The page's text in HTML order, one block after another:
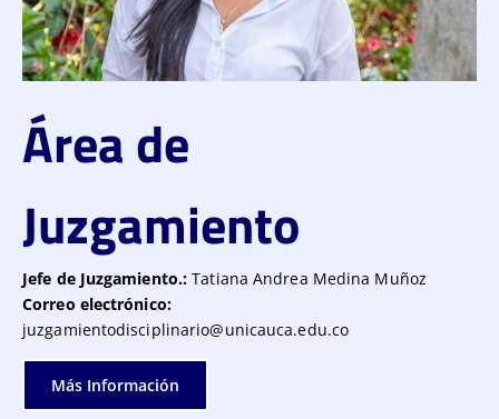
Área de
Juzgamiento
Jefe de Juzgamiento.: Tatiana Andrea Medina Muñoz
Correo electrónico:
juzgamientodisciplinario@unicauca.edu.co
Más Información